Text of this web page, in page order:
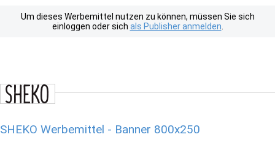
Um dieses Werbemittel nutzen zu können, müssen Sie sich
einloggen oder sich als Publisher anmelden
SHEKO Werbemittel - Banner 800x250